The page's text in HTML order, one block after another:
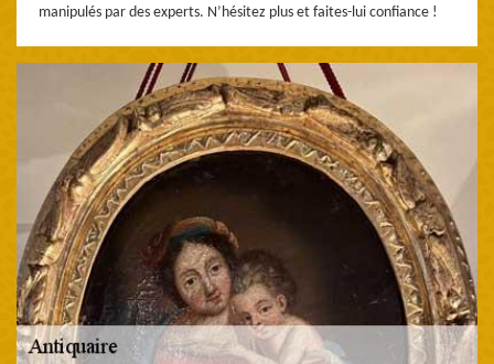
manipulés par des experts. N’hésitez plus et faites-lui confiance !